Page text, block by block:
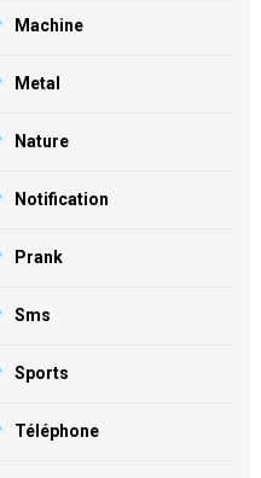
Machine
Metal
Nature
Notification
Prank
Sms
Sports
Téléphone